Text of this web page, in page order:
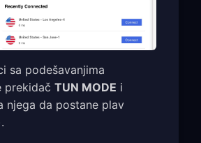
sa podešavanjima
prekidač TUN MODE i
njega da postane plav